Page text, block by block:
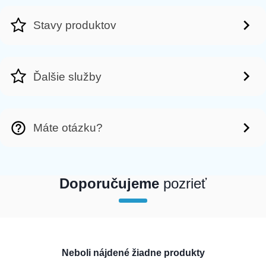
Stavy produktov
Ďalšie služby
Máte otázku?
Doporučujeme pozrieť
Neboli nájdené žiadne produkty